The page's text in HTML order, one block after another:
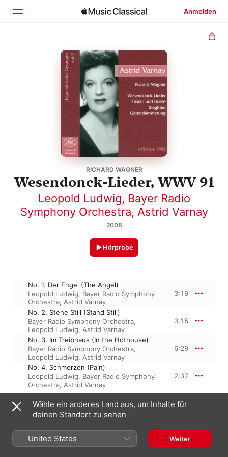
Anmelden
Startseite
Entdecken
RICHARD WAGNER
Wesendonck-Lieder, WWV 91
Leopold Ludwig, Bayer Radio
Symphony Orchestra, Astrid Varnay
2008
Hörprobe
No. 1. Der Engel (The Angel)
Leopold Ludwig, Bayer Radio Symphony
Orchestra, Astrid Varnay
3:19
No. 2. Stehe Still (Stand Still)
Bayer Radio Symphony Orchestra,
Leopold Ludwig, Astrid Varnay
3:15
No. 3. Im Treibhaus (In the Hothouse)
Bayer Radio Symphony Orchestra,
Leopold Ludwig, Astrid Varnay
6:29
No. 4. Schmerzen (Pain)
Leopold Ludwig, Bayer Radio Symphony
Orchestra, Astrid Varnay
2:37
1. Januar 2008
℗ 2008 Ars Produktion
Wähle ein anderes Land aus, um Inhalte für
deinen Standort zu sehen
United States Weiter